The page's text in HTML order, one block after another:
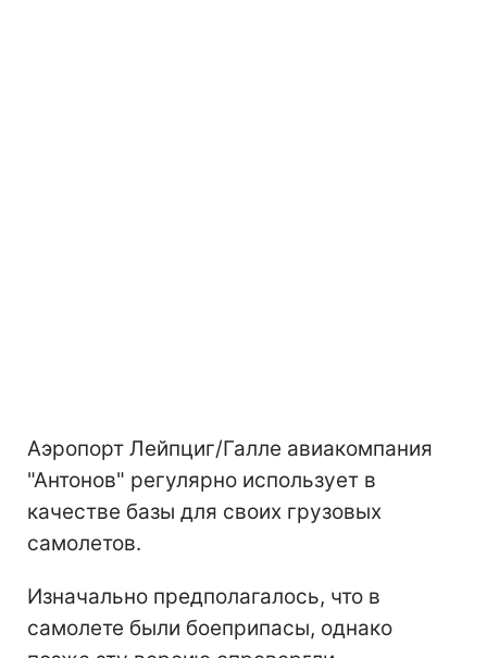
Аэропорт Лейпциг/Галле авиакомпания
"Антонов" регулярно использует в
качестве базы для своих грузовых
самолетов.
Изначально предполагалось, что в
самолете были боеприпасы, однако